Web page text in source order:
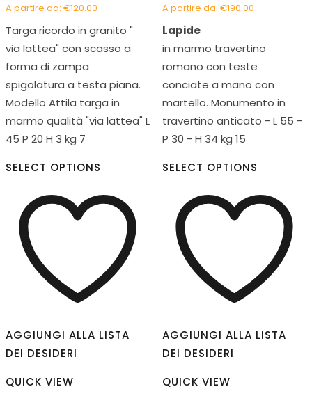
A partire da: €120.00
Targa ricordo in granito "
via lattea" con scasso a
forma di zampa
spigolatura a testa piana.
Modello Attila targa in
marmo qualità "via lattea" L
45 P 20 H 3 kg 7
SELECT OPTIONS
AGGIUNGI ALLA LISTA
DEI DESIDERI
QUICK VIEW
A partire da: €190.00
Lapide
in marmo travertino
romano con teste
conciate a mano con
martello. Monumento in
travertino anticato - L 55 -
P 30 - H 34 kg 15
SELECT OPTIONS
AGGIUNGI ALLA LISTA
DEI DESIDERI
QUICK VIEW